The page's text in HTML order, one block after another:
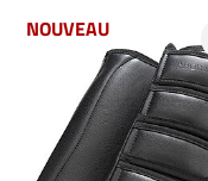
NOUVEAU